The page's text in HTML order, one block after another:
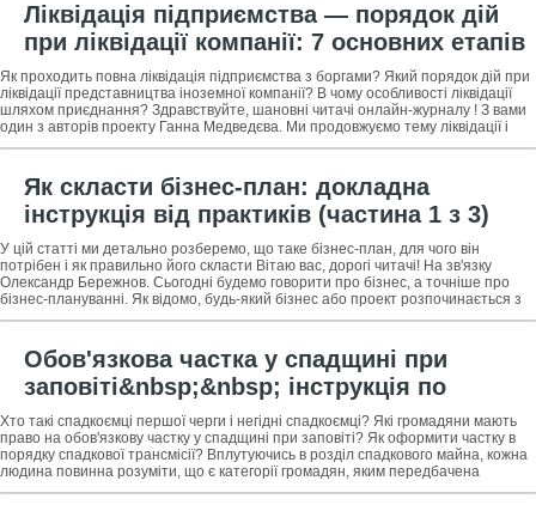
Ліквідація підприємства — порядок дій
при ліквідації компанії: 7 основних етапів
+ професійна допомога в ліквідації
підприємства
Як проходить повна ліквідація підприємства з боргами? Який порядок дій при
ліквідації представництва іноземної компанії? В чому особливості ліквідації
шляхом приєднання? Здравствуйте, шановні читачі онлайн-журналу ! З вами
один з авторів проекту Ганна Медведєва. Ми продовжуємо тему ліквідації і
Як скласти бізнес-план: докладна
інструкція від практиків (частина 1 з 3)
У цій статті ми детально розберемо, що таке бізнес-план, для чого він
потрібен і як правильно його скласти Вітаю вас, дорогі читачі! На зв'язку
Олександр Бережнов. Сьогодні будемо говорити про бізнес, а точніше про
бізнес-плануванні. Як відомо, будь-який бізнес або проект розпочинається з
Обов'язкова частка у спадщині при
заповіті&nbsp;&nbsp; інструкція по
отриманню для спадкоємців першої
черги: 6 простих кроків + 3 ради як
оформити свою частку у порядку
трансмісії
Хто такі спадкоємці першої черги і негідні спадкоємці? Які громадяни мають
право на обов'язкову частку у спадщині при заповіті? Як оформити частку в
порядку спадкової трансмісії? Вплутуючись в розділ спадкового майна, кожна
людина повинна розуміти, що є категорії громадян, яким передбачена